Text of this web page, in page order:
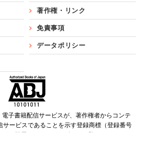
著作権・リンク
免責事項
データポリシー
子書籍配信サービスが、著作権者からコンテ
サービスであることを示す登録商標（登録番号
を掲示しているサービスの一覧は